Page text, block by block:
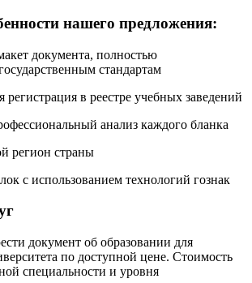
нашего предложения:
документа, полностью
стандартам
регистрация в реестре учебных заведений
анализ каждого бланка
регион страны
с использованием технологий гознак
документ об образовании для
по доступной цене. Стоимость
специальности и уровня